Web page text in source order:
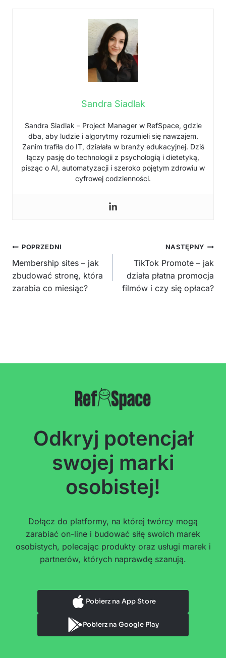
Sandra Siadlak
Sandra Siadlak – Project Manager w RefSpace, gdzie
dba, aby ludzie i algorytmy rozumieli się nawzajem.
Zanim trafiła do IT, działała w branży edukacyjnej. Dziś
łączy pasję do technologii z psychologią i dietetyką,
pisząc o AI, automatyzacji i szeroko pojętym zdrowiu w
cyfrowej codzienności.
Nawigacja
wpisu
POPRZEDNI
Membership sites – jak
zbudować stronę, która
zarabia co miesiąc?
NASTĘPNY
TikTok Promote – jak
działa płatna promocja
filmów i czy się opłaca?
Odkryj potencjał
swojej marki
osobistej!
Dołącz do platformy, na której twórcy mogą
zarabiać on-line i budować siłę swoich marek
osobistych, polecając produkty oraz usługi marek i
partnerów, których naprawdę szanują.
Pobierz na App Store
Pobierz na Google Play